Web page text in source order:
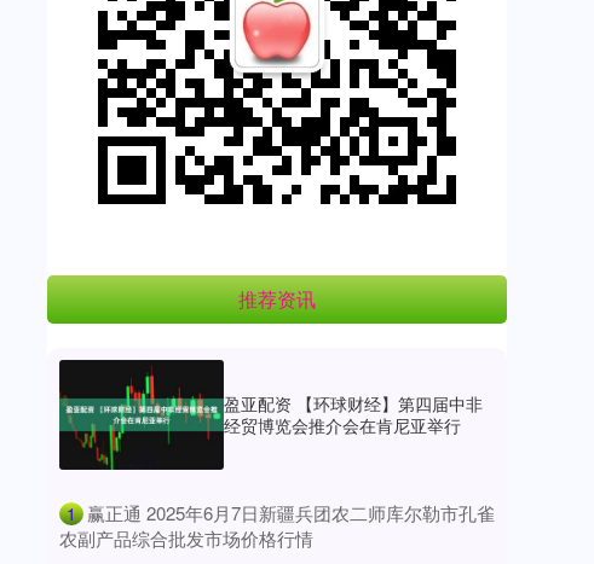
推荐资讯
盈亚配资 【环球财经】第四届中非
经贸博览会推介会在肯尼亚举行
1 ​赢正通 2025年6月7日新疆兵团农二师库尔勒市孔雀
农副产品综合批发市场价格行情